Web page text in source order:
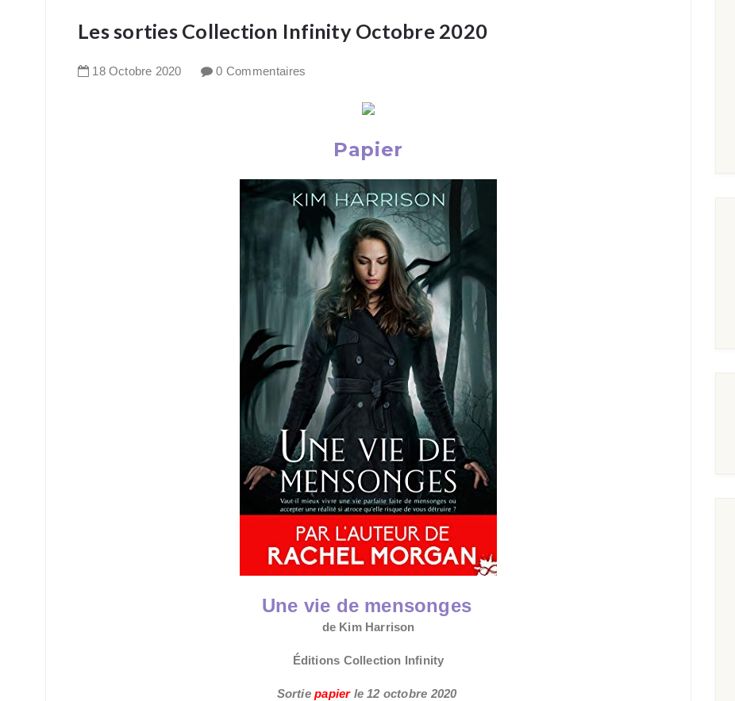
Les sorties Collection Infinity Octobre 2020
18 Octobre 2020 0 Commentaires
Papier
Une vie de mensonges
de Kim Harrison
Éditions Collection Infinity
Sortiepapierle 12 octobre 2020